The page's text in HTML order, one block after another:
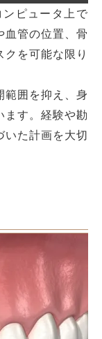
ピュータ上で
血管の位置、骨
を可能な限り
範囲を抑え、身
ます。経験や勘
いた計画を大切